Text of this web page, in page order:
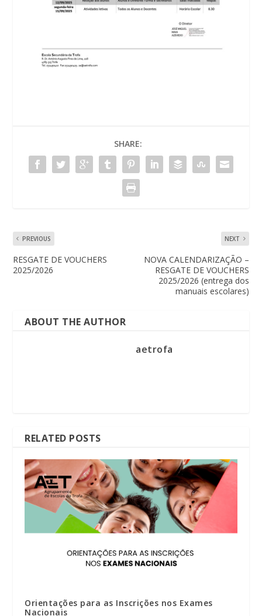
SHARE:
PREVIOUS
RESGATE DE VOUCHERS
2025/2026
NEXT
NOVA CALENDARIZAÇÃO –
RESGATE DE VOUCHERS
2025/2026 (entrega dos
manuais escolares)
ABOUT THE AUTHOR
aetrofa
RELATED POSTS
Orientações para as Inscrições nos Exames
Nacionais